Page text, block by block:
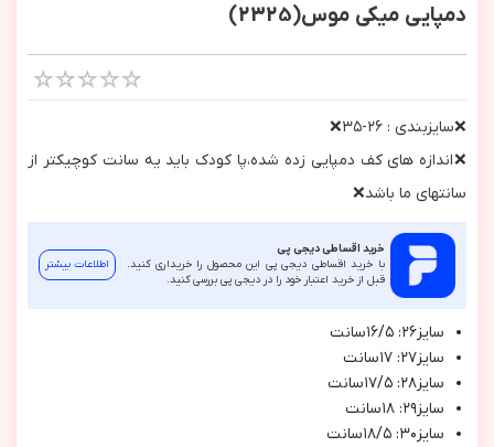
دمپایی میکی موس(2325)
❌سايزبندي : ٢٦-٣٥❌
❌اندازه هاي كف دمپايي زده شده،پا كودك بايد يه سانت كوچيكتر از
سانتهاي ما باشد❌
خرید اقساطی دیجی پی
با خرید اقساطی دیجی پی این محصول را خریداری کنید.
قبل از خرید اعتبار خود را در دیجی پی بررسی کنید.
اطلاعات بیشتر
سايز٢٦: ١٦/٥سانت
سايز٢٧: ١٧سانت
سايز٢٨: ١٧/٥سانت
سايز٢٩: ١٨سانت
سايز٣٠: ١٨/٥سانت